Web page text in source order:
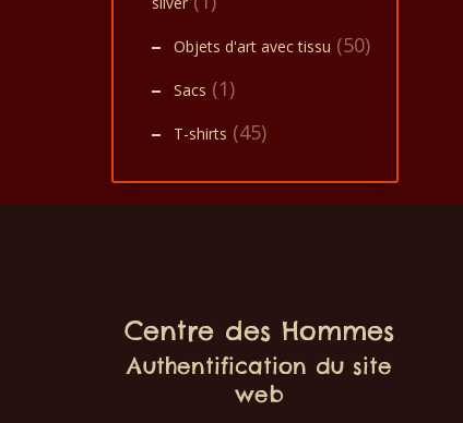
Objets d'art avec tissu (50)
Sacs (1)
T-shirts (45)
Centre des Hommes
Authentification du site
web